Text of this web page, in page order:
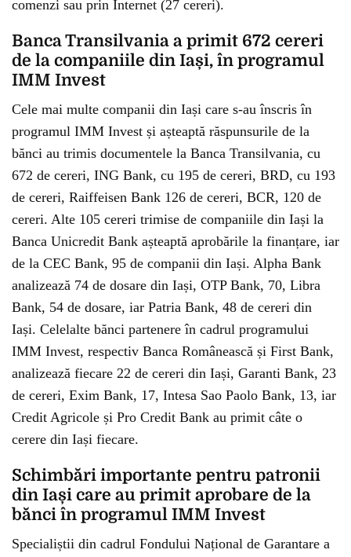
comenzi sau prin Internet (27 cereri).
Banca Transilvania a primit 672 cereri
de la companiile din Iași, în programul
IMM Invest
Cele mai multe companii din Iași care s-au înscris în
programul IMM Invest și așteaptă răspunsurile de la
bănci au trimis documentele la Banca Transilvania, cu
672 de cereri, ING Bank, cu 195 de cereri, BRD, cu 193
de cereri, Raiffeisen Bank 126 de cereri, BCR, 120 de
cereri. Alte 105 cereri trimise de companiile din Iași la
Banca Unicredit Bank așteaptă aprobările la finanțare, iar
de la CEC Bank, 95 de companii din Iași. Alpha Bank
analizează 74 de dosare din Iași, OTP Bank, 70, Libra
Bank, 54 de dosare, iar Patria Bank, 48 de cereri din
Iași. Celelalte bănci partenere în cadrul programului
IMM Invest, respectiv Banca Românească și First Bank,
analizează fiecare 22 de cereri din Iași, Garanti Bank, 23
de cereri, Exim Bank, 17, Intesa Sao Paolo Bank, 13, iar
Credit Agricole și Pro Credit Bank au primit câte o
cerere din Iași fiecare.
Schimbări importante pentru patronii
din Iași care au primit aprobare de la
bănci în programul IMM Invest
Specialiștii din cadrul Fondului Național de Garantare a